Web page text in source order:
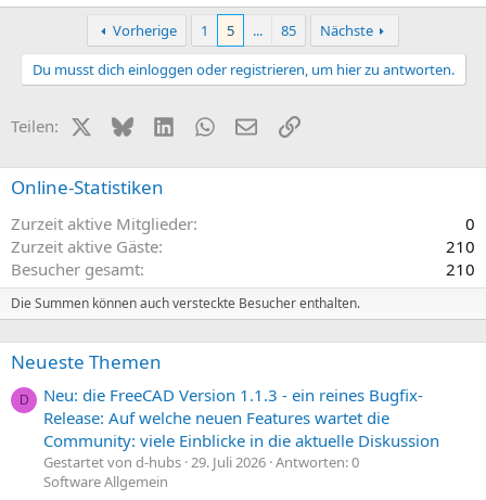
Vorherige 1 5 ... 85
Nächste
Du musst dich einloggen oder registrieren, um hier zu antworten.
Teilen: X (Twitter)
BlueskyLinkedInWhatsApp
E-MailLink
Online-Statistiken
Zurzeit aktive Mitglieder
0
Zurzeit aktive Gäste
210
Besucher gesamt
210
Die Summen können auch versteckte Besucher enthalten.
Neueste Themen
D
Neu: die FreeCAD Version 1.1.3 - ein reines Bugfix-
Release: Auf welche neuen Features wartet die
Community: viele Einblicke in die aktuelle Diskussion
Gestartet von d-hubs 29. Juli 2026 Antworten: 0
Software Allgemein